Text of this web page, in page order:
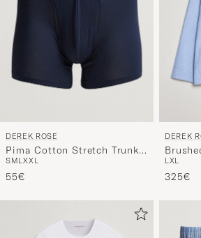
DEREK ROSE
Pima Cotton Stretch Trunk
Navy
SMLXXL
55€
DEREK
Blue
LXL
325€